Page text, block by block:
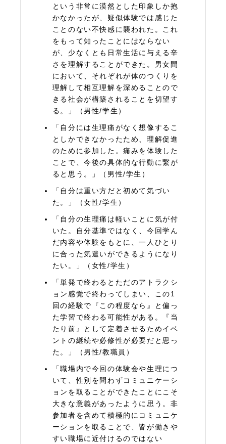
という非常に漠然とした印象しか抱
かなかったが、疑似体験では感じた
ことのない不快感に襲われた。これ
をもって知ったことにはならない
が、少なくとも日常生活に与える辛
さを理解することができた。男女間
において、それぞれが体のつくりを
理解して相互理解を深めることので
きる社会が構築されることを切望す
る。」（男性/学生）
「自分には生理痛がなく想像するこ
としかできなかったため、理解促進
のために参加した。痛みを体験した
ことで、今後の具体的な行動に繋が
ると思う。」（男性/学生）
「自分は重い方だと初めて気づい
た。」（女性/学生）
「自分の生理痛は軽いことに気が付
いた。自分基準ではなく、今回学ん
だ内容や体験をもとに、一人ひとり
に合った気遣いができるようになり
たい。」（女性/学生）
「単発で終わるとただのアトラクシ
ョン感覚で終わってしまい、この1
回の経験で『この程度なら』と偏っ
た学習で終わる可能性がある。『当
たり前』として定着させるためイベ
ントの継続や必修性が必要だと思っ
た。」（男性/教職員）
「職場内で今回の体験会や生理につ
いて、性別を問わずコミュニケーシ
ョンを取ることができたことにこそ
大きな意義があったように思う。非
参加者を含めて積極的にコミュニケ
ーションを取ることで、皆が働きや
すい職場に近付けるのではない